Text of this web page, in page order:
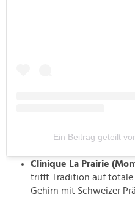
Ein Beitrag geteilt
Clinique La Prairie
trifft Tradition auf totale
Gehirn mit Schweizer